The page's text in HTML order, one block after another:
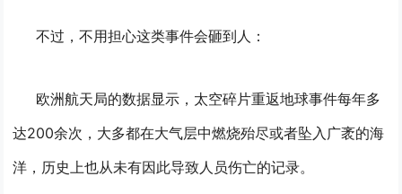
不过，不用担心这类事件会砸到人：
欧洲航天局的数据显示，太空碎片重返地球事件每年多
达200余次，大多都在大气层中燃烧殆尽或者坠入广袤的海
洋，历史上也从未有因此导致人员伤亡的记录。